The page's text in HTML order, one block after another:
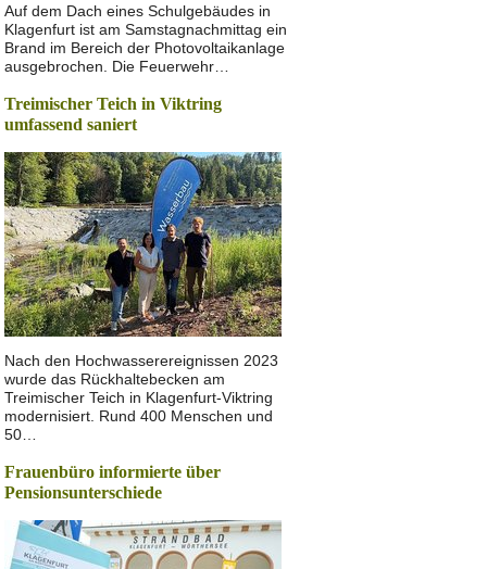
Auf dem Dach eines Schulgebäudes in
Klagenfurt ist am Samstagnachmittag ein
Brand im Bereich der Photovoltaikanlage
ausgebrochen. Die Feuerwehr…
Treimischer Teich in Viktring
umfassend saniert
Nach den Hochwasserereignissen 2023
wurde das Rückhaltebecken am
Treimischer Teich in Klagenfurt-Viktring
modernisiert. Rund 400 Menschen und
50…
Frauenbüro informierte über
Pensionsunterschiede